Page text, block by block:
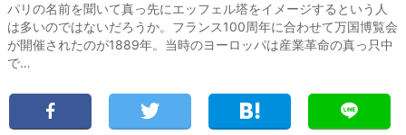
パリの名前を聞いて真っ先にエッフェル塔をイメージするという人
は多いのではないだろうか。フランス100周年に合わせて万国博覧会
が開催されたのが1889年。当時のヨーロッパは産業革命の真っ只中
で…